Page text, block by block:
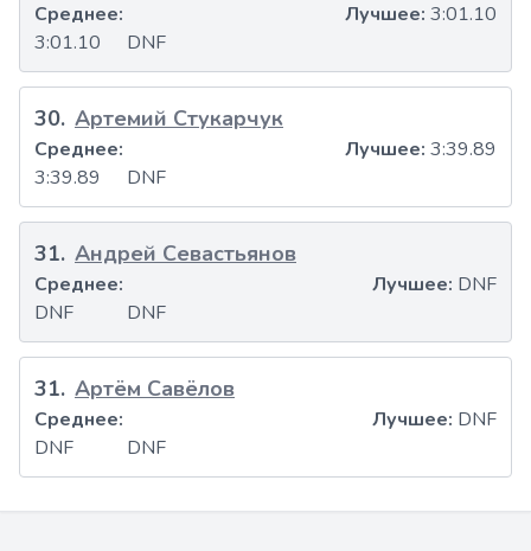
3:01.10 DNF
Среднее: Лучшее: 3:01.10
30. Артемий Стукарчук
3:39.89 DNF
Среднее: Лучшее: 3:39.89
31. Андрей Севастьянов
DNF DNF
Среднее: Лучшее: DNF
31. Артём Савёлов
DNF DNF
Среднее: Лучшее: DNF